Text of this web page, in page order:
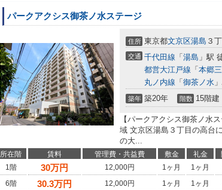
パークアクシス御茶ノ水ステージ
住所 東京都文京区湯島 ３
交通 千代田線 「 湯島 」駅
都営大江戸線 「 本郷
丸ノ内線 「 御茶ノ水
築年 築20年 階数 15階建
【パークアクシス御茶ノ水
域 文京区湯島３丁目の高台
の大...
所在階 賃料 管理費・共益費 敷金 礼金
1階
30万円 12,000円 1ヶ月 1ヶ月
6階
30.3万円 12,000円 1ヶ月 1ヶ月